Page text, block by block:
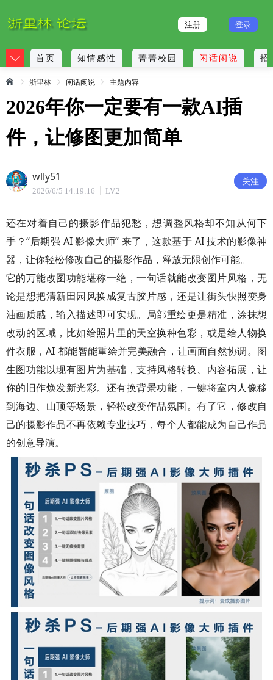
注册 登录
首页 知情感性 菁菁校园 闲话闲说 招
浙里林 闲话闲说 主题内容
2026年你一定要有一款AI插
件，让修图更加简单
wlly51
2026/6/5 14:19:16 LV.2
关注
还在对着自己的摄影作品犯愁，想调整风格却不知从何下
手？“后期强 AI 影像大师” 来了，这款基于 AI 技术的影像神
器，让你轻松修改自己的摄影作品，释放无限创作可能。
它的万能改图功能堪称一绝，一句话就能改变图片风格，无
论是想把清新田园风换成复古胶片感，还是让街头快照变身
油画质感，输入描述即可实现。局部重绘更是精准，涂抹想
改动的区域，比如给照片里的天空换种色彩，或是给人物换
件衣服，AI 都能智能重绘并完美融合，让画面自然协调。图
生图功能以现有图片为基础，支持风格转换、内容拓展，让
你的旧作焕发新光彩。还有换背景功能，一键将室内人像移
到海边、山顶等场景，轻松改变作品氛围。有了它，修改自
己的摄影作品不再依赖专业技巧，每个人都能成为自己作品
的创意导演。